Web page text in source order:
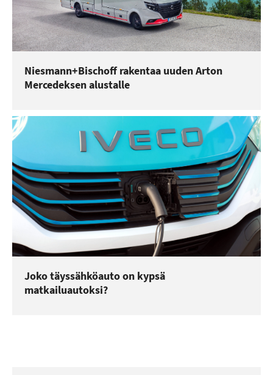
Niesmann+Bischoff rakentaa uuden Arton
Mercedeksen alustalle
Joko täyssähköauto on kypsä
matkailuautoksi?